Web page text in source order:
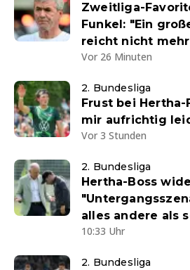
Zweitliga-
Funkel: "Ein
reicht nicht
Vor 26 Minuten
2. Bundesliga
Frust bei Hertha-
mir aufrichtig
Vor 3 Stunden
2. Bundesliga
Hertha-Boss
alles andere als
10:33 Uhr
2. Bundesliga